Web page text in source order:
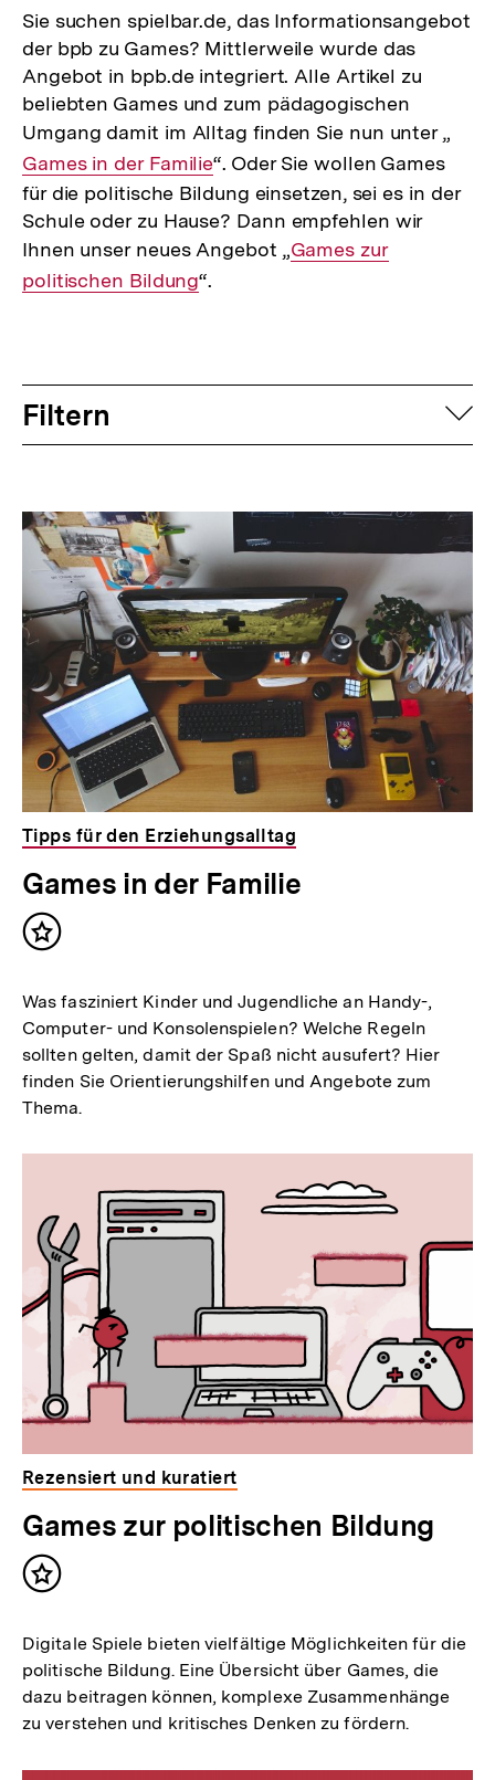
Sie suchen spielbar.de, das Informationsangebot
der bpb zu Games? Mittlerweile wurde das
Angebot in bpb.de integriert. Alle Artikel zu
beliebten Games und zum pädagogischen
Umgang damit im Alltag finden Sie nun unter „
Games in der Familie“. Oder Sie wollen Games
für die politische Bildung einsetzen, sei es in der
Schule oder zu Hause? Dann empfehlen wir
Ihnen unser neues Angebot „Interner
Games zur
politischen Bildung“.
Filtern
Tipps für den Erziehungsalltag
Games in der Familie
Inhalt
Was fasziniert Kinder und Jugendliche an Handy-,
Computer- und Konsolenspielen? Welche Regeln
sollten gelten, damit der Spaß nicht ausufert? Hier
finden Sie Orientierungshilfen und Angebote zum
Thema.
Rezensiert und kuratiert
Games zur politischen Bildung
Inhalt
Digitale Spiele bieten vielfältige Möglichkeiten für die
politische Bildung. Eine Übersicht über Games, die
dazu beitragen können, komplexe Zusammenhänge
zu verstehen und kritisches Denken zu fördern.